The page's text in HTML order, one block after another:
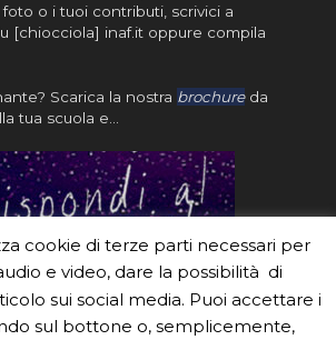
o i tuoi contributi, scrivici a
[chiocciola] inaf.it oppure compila
Scarica la nostra brochureda
tua scuola e…
cookie di terze parti necessari per
e video, dare la possibilità di
sui social media. Puoi accettare i
sul bottone o, semplicemente,